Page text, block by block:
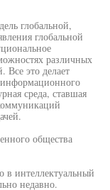
глобальной,
глобальной
различных
Все это делает
информационного
среда, ставшая
общества
интеллектуальный
недавно.